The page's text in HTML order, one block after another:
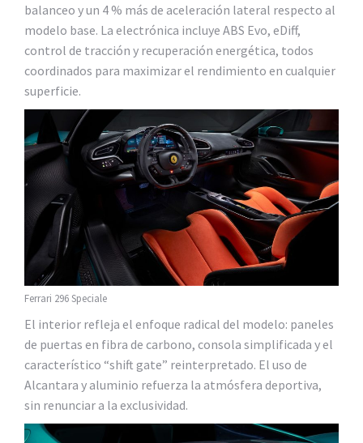
balanceo y un 4 % más de aceleración lateral respecto al
modelo base. La electrónica incluye ABS Evo, eDiff,
control de tracción y recuperación energética, todos
coordinados para maximizar el rendimiento en cualquier
superficie.
Ferrari 296 Speciale
El interior refleja el enfoque radical del modelo: paneles
de puertas en fibra de carbono, consola simplificada y el
característico “shift gate” reinterpretado. El uso de
Alcantara y aluminio refuerza la atmósfera deportiva,
sin renunciar a la exclusividad.